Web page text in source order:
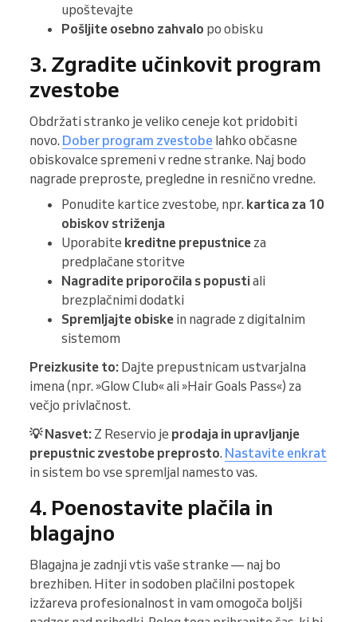
upoštevajte
Pošljite osebno zahvalo po obisku
3. Zgradite učinkovit program
zvestobe
Obdržati stranko je veliko ceneje kot pridobiti
novo. Dober program zvestobe lahko občasne
obiskovalce spremeni v redne stranke. Naj bodo
nagrade preproste, pregledne in resnično vredne.
Ponudite kartice zvestobe, npr. kartica za 10
obiskov striženja
Uporabite kreditne prepustnice za
predplačane storitve
Nagradite priporočila s popustiali
brezplačnimi dodatki
Spremljajte obiske in nagrade z digitalnim
sistemom
Preizkusite to: Dajte prepustnicam ustvarjalna
imena (npr. »Glow Club« ali »Hair Goals Pass«) za
večjo privlačnost.
💡 Nasvet: Z Reservio je prodaja in upravljanje
prepustnic zvestobe preprosto. Nastavite enkrat
in sistem bo vse spremljal namesto vas.
4. Poenostavite plačila in
blagajno
Blagajna je zadnji vtis vaše stranke — naj bo
brezhiben. Hiter in sodoben plačilni postopek
izžareva profesionalnost in vam omogoča boljši